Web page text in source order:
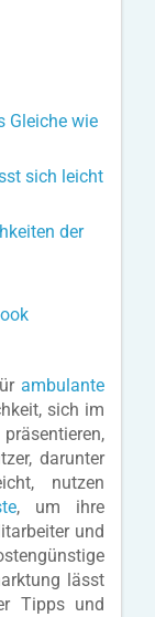
Gleiche wie
sich leicht
der
ambulante
sich im
darunter
nutzen
, um ihre
und
lässt
Tipps und